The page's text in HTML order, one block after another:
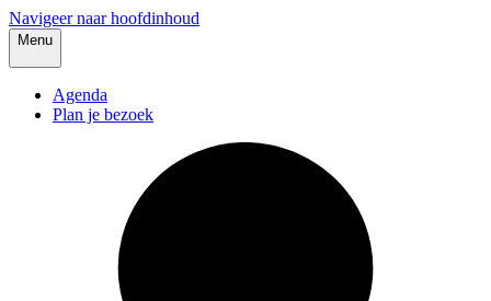
Navigeer naar hoofdinhoud
Menu
Agenda
Plan je bezoek